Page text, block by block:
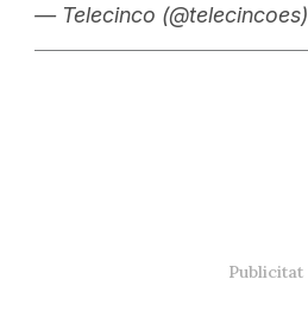
— Telecinco (@telecincoes)